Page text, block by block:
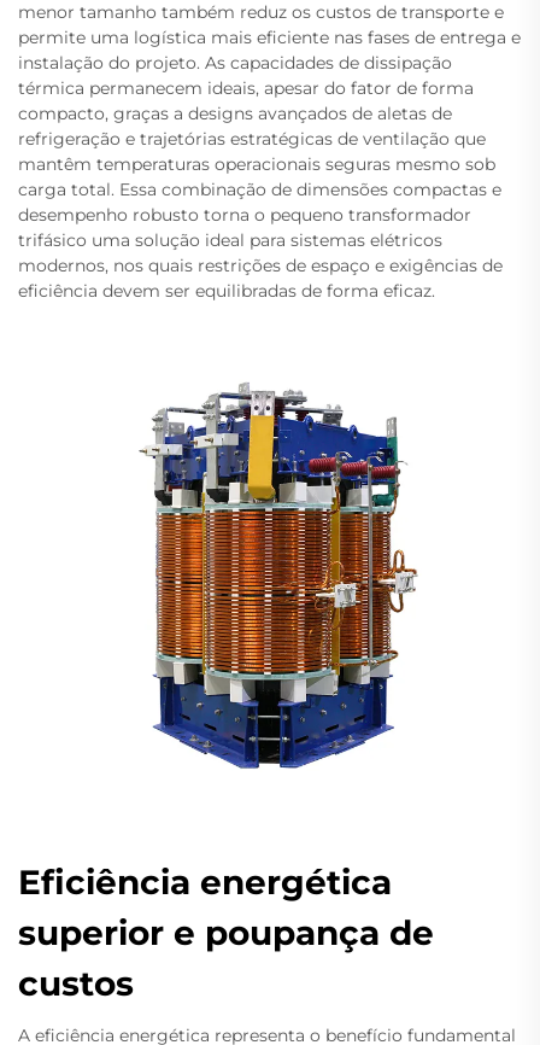
menor tamanho também reduz os custos de transporte e
permite uma logística mais eficiente nas fases de entrega e
instalação do projeto. As capacidades de dissipação
térmica permanecem ideais, apesar do fator de forma
compacto, graças a designs avançados de aletas de
refrigeração e trajetórias estratégicas de ventilação que
mantêm temperaturas operacionais seguras mesmo sob
carga total. Essa combinação de dimensões compactas e
desempenho robusto torna o pequeno transformador
trifásico uma solução ideal para sistemas elétricos
modernos, nos quais restrições de espaço e exigências de
eficiência devem ser equilibradas de forma eficaz.
Eficiência energética
superior e poupança de
custos
A eficiência energética representa o benefício fundamental